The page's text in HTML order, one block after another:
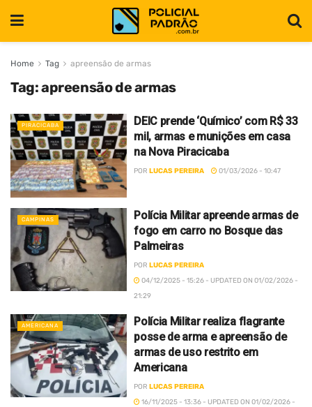
Home Tag apreensão de armas
Tag:apreensão de armas
PIRACICABA
DEIC prende ‘Químico’ com R$ 33
mil, armas e munições em casa
na Nova Piracicaba
POR LUCAS PEREIRA 01/03/2026 - 10:47
CAMPINAS
Polícia Militar apreende armas de
fogo em carro no Bosque das
Palmeiras
POR LUCAS PEREIRA
04/12/2025 - 15:26 - UPDATED ON 01/02/2026 -
21:29
AMERICANA
Polícia Militar realiza flagrante
posse de arma e apreensão de
armas de uso restrito em
Americana
POR LUCAS PEREIRA
16/11/2025 - 13:36 - UPDATED ON 01/02/2026 -